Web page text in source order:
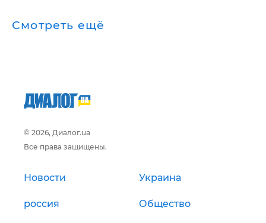
Смотреть ещё
© 2026, Диалог.ua
Все права защищены.
Новости Украина
россия Общество